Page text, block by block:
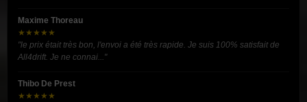
Maxime Thoreau
★★★★★
"le prix était très bon, l'envoi a été très rapide. Je suis 100% satisfait de
All4drift. Je ne connai..."
Thibo De Prest
★★★★★